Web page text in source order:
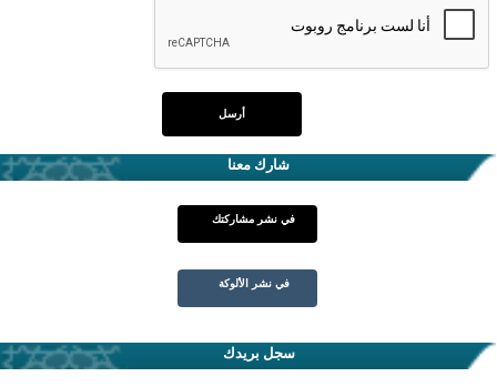
شارك معنا
في نشر مشاركتك
في نشر الألوكة
سجل بريدك